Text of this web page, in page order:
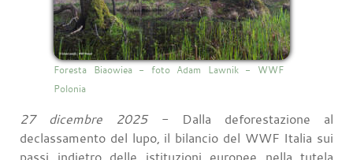
Foresta Biaowiea - foto Adam Lawnik - WWF
Polonia
27 dicembre 2025- Dalla deforestazione al
declassamento del lupo, il bilancio del WWF Italia sui